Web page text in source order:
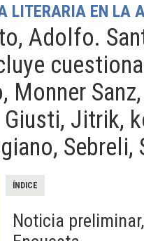
LITERARIA EN LA
Adolfo.
Monner
Giusti, Jitrik,
Sebreli,
ÍNDICE
Noticia